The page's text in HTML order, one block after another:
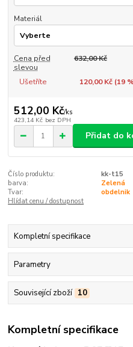
Materiál
Cena před
slevou
632,00 Kč
Ušetříte 120,00 Kč (19
512,00 Kč/ks
423,14 Kč bez DPH
Přidat do
Číslo produktu:
kk-t15
barva:
Zelená
Tvar:
obdelnik
Hlídat cenu / dostupnost
Kompletní specifikace
Parametry
Související zboží 10
Kompletní specifikace